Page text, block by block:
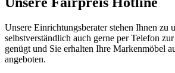
Unsere Einrichtungsberater stehen Ihnen zu
selbstverständlich auch gerne per Telefon
genügt und Sie erhalten Ihre Markenmöbel
angeboten.